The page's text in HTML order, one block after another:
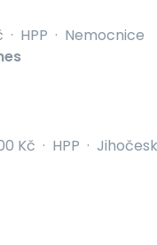
· HPP · Nemocnice
Kč · HPP ·